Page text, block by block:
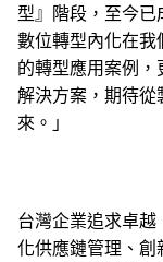
型』階段，至今
數位轉型內化在我
的轉型應用案例，
解決方案，期待從
來。」
台灣企業追求卓越
化供應鏈管理、創